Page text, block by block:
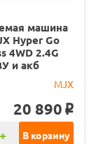
машина
Hyper Go
4WD 2.4G
и акб
MJX
20 890 o
+ В корзину